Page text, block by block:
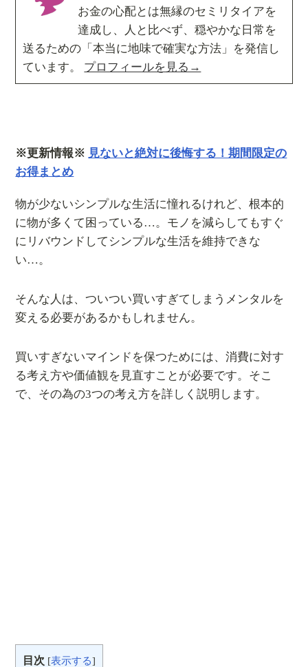
お金の心配とは無縁のセミリタイアを
達成し、人と比べず、穏やかな日常を
送るための「本当に地味で確実な方法」を発信し
ています。 プロフィールを見る→
※更新情報※ 見ないと絶対に後悔する！期間限定の
お得まとめ
物が少ないシンプルな生活に憧れるけれど、根本的
に物が多くて困っている…。モノを減らしてもすぐ
にリバウンドしてシンプルな生活を維持できな
い…。
そんな人は、ついつい買いすぎてしまうメンタルを
変える必要があるかもしれません。
買いすぎないマインドを保つためには、消費に対す
る考え方や価値観を見直すことが必要です。そこ
で、その為の3つの考え方を詳しく説明します。
目次 [表示する]